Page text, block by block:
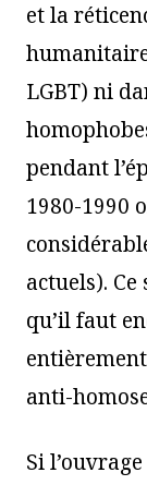
et la
LGBT) ni
pendant
1980-1990
actuels).
qu’il faut
anti-
Si